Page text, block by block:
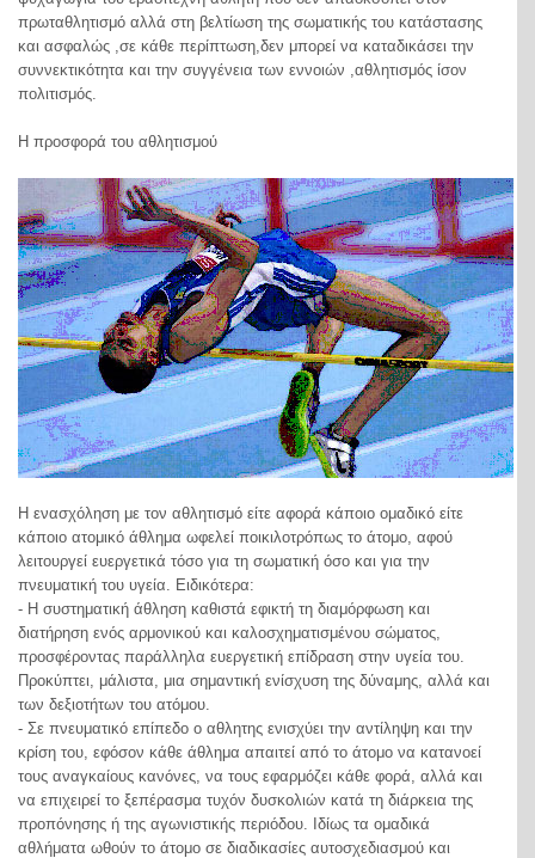
πρωταθλητισμό αλλά στη βελτίωση της σωματικής του κατάστασης
και ασφαλώς ,σε κάθε περίπτωση,δεν μπορεί να καταδικάσει την
συννεκτικότητα και την συγγένεια των εννοιών ,αθλητισμός ίσον
πολιτισμός.
Η προσφορά του αθλητισμού
Η ενασχόληση με τον αθλητισμό είτε αφορά κάποιο ομαδικό είτε
κάποιο ατομικό άθλημα ωφελεί ποικιλοτρόπως το άτομο, αφού
λειτουργεί ευεργετικά τόσο για τη σωματική όσο και για την
πνευματική του υγεία. Ειδικότερα:
- Η συστηματική άθληση καθιστά εφικτή τη διαμόρφωση και
διατήρηση ενός αρμονικού και καλοσχηματισμένου σώματος,
προσφέροντας παράλληλα ευεργετική επίδραση στην υγεία του.
Προκύπτει, μάλιστα, μια σημαντική ενίσχυση της δύναμης, αλλά και
των δεξιοτήτων του ατόμου.
- Σε πνευματικό επίπεδο ο αθλητης ενισχύει την αντίληψη και την
κρίση του, εφόσον κάθε άθλημα απαιτεί από το άτομο να κατανοεί
τους αναγκαίους κανόνες, να τους εφαρμόζει κάθε φορά, αλλά και
να επιχειρεί το ξεπέρασμα τυχόν δυσκολιών κατά τη διάρκεια της
προπόνησης ή της αγωνιστικής περιόδου. Ιδίως τα ομαδικά
αθλήματα ωθούν το άτομο σε διαδικασίες αυτοσχεδιασμού και